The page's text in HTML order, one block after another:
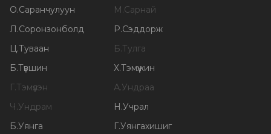
О.Саранчулуун М.Сарнай
Л.Соронзонболд Р.Сэддорж
Ц.Туваан Б.Тулга
Б.Түвшин Х.Тэмүүжин
Г.Тэмүүлэн А.Ундраа
Ч.Ундрам Н.Учрал
Б.Уянга Г.Уянгахишиг